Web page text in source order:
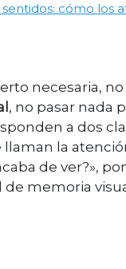
sentidos: cómo los
necesaria,
, no pasar nada
a dos
la
de ver?»,
memoria